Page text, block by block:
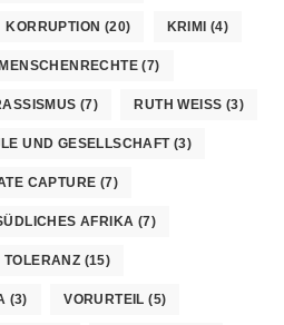
KORRUPTION (20) KRIMI (4)
MENSCHENRECHTE(7)
(7) RUTH WEISS (3)
UND GESELLSCHAFT(3)
CAPTURE (7)
AFRIKA (7)
TOLERANZ (15)
(3) VORURTEIL (5)